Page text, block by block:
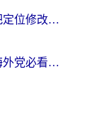
在马来西亚用邮储银行怎么把定位修改到中国国内？3个海外生活痛点一次解决
怎么在国外玩五林五子棋？海外党必看的回国加速全攻略（附优酷荔枝FM解决方法）